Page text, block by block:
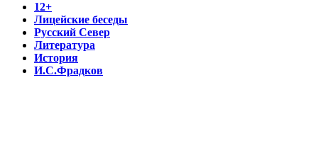
12+
Лицейские беседы
Русский Север
Литература
История
И.С.Фрадков